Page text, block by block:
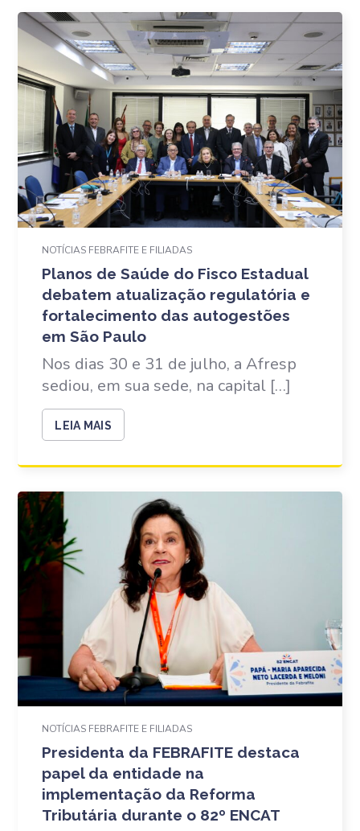
NOTÍCIAS FEBRAFITE E FILIADAS
Planos de Saúde do Fisco Estadual
debatem atualização regulatória e
fortalecimento das autogestões
em São Paulo
Nos dias 30 e 31 de julho, a Afresp
sediou, em sua sede, na capital […]
LEIA MAIS
NOTÍCIAS FEBRAFITE E FILIADAS
Presidenta da FEBRAFITE destaca
papel da entidade na
implementação da Reforma
Tributária durante o 82º ENCAT